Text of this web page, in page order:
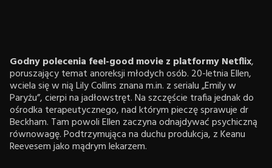
Godny polecenia feel-good movie z platformy Netflix,
poruszający temat anoreksji młodych osób. 20-letnia Ellen,
wciela się w nią Lily Collins znana m.in. z serialu „Emily w
Paryżu”, cierpi na jadłowstręt. Na szczęście trafia jednak do
ośrodka terapeutycznego, nad którym pieczę sprawuje dr
Beckham. Tam powoli Ellen zaczyna odnajdywać psychiczną
równowagę. Podtrzymująca na duchu produkcja, z Keanu
Reevesem jako mądrym lekarzem.